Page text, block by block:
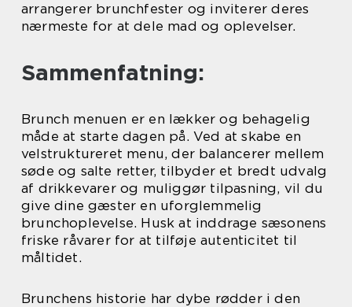
arrangerer brunchfester og inviterer deres
nærmeste for at dele mad og oplevelser.
Sammenfatning:
Brunch menuen er en lækker og behagelig
måde at starte dagen på. Ved at skabe en
velstruktureret menu, der balancerer mellem
søde og salte retter, tilbyder et bredt udvalg
af drikkevarer og muliggør tilpasning, vil du
give dine gæster en uforglemmelig
brunchoplevelse. Husk at inddrage sæsonens
friske råvarer for at tilføje autenticitet til
måltidet.
Brunchens historie har dybe rødder i den